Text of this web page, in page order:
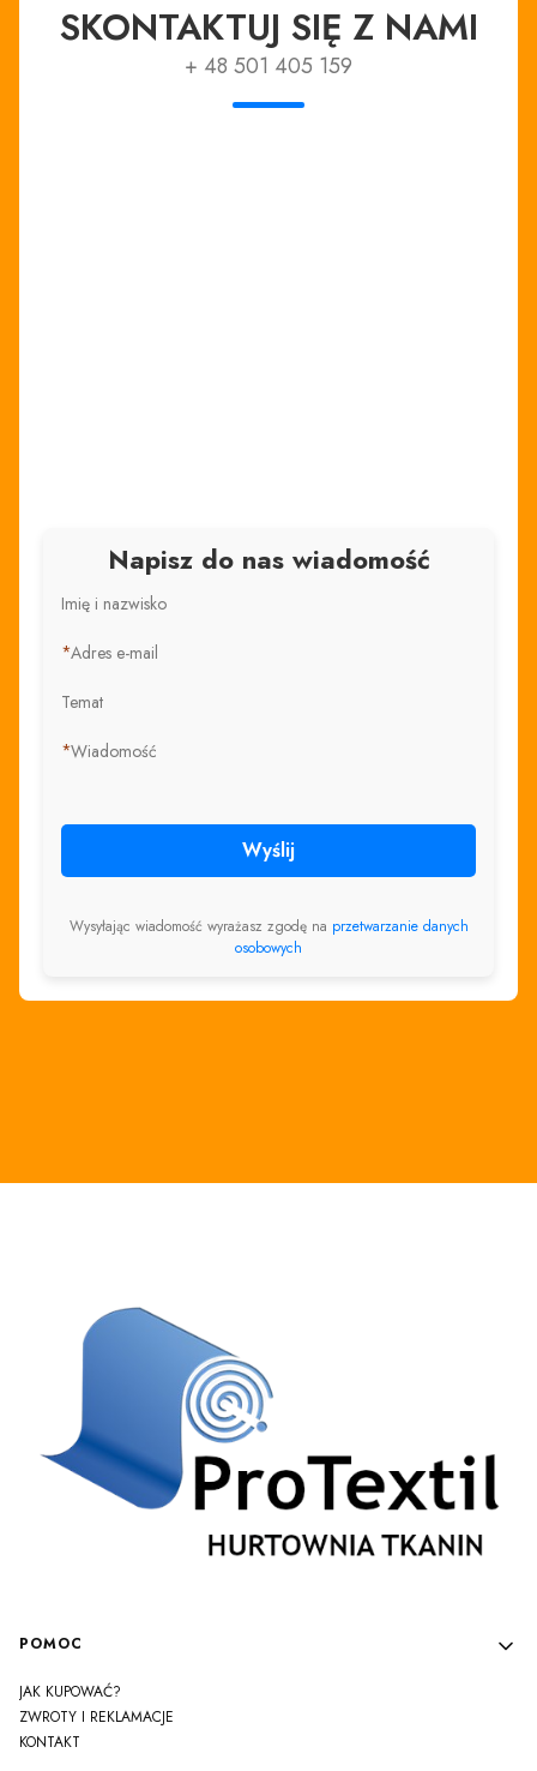
SKONTAKTUJ SIĘ Z NAMI
+ 48 501 405 159
Napisz do nas wiadomość
Imię i nazwisko
*Adres e-mail
Temat
*Wiadomość
Wyślij
Wysyłając wiadomość wyrażasz zgodę na przetwarzanie danych
osobowych
Linki w stopce
POMOC
JAK KUPOWAĆ?
ZWROTY I REKLAMACJE
KONTAKT